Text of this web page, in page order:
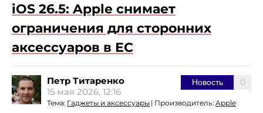
iOS 26.5: Apple снимает
ограничения для сторонних
аксессуаров в ЕС
0
Новость
Петр Титаренко
15 мая 2026, 12:16
Тема: Гаджеты и аксессуары | Производитель: Apple